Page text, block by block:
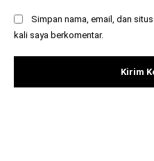
Simpan nama, email, dan
kali saya berkomentar.